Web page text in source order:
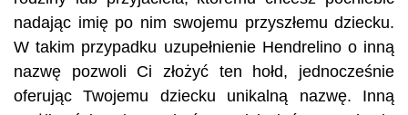
nadając imię po nim swojemu przyszłemu dziecku.
W takim przypadku uzupełnienie Hendrelino o inną
nazwę pozwoli Ci złożyć ten hołd, jednocześnie
oferując Twojemu dziecku unikalną nazwę. Inną